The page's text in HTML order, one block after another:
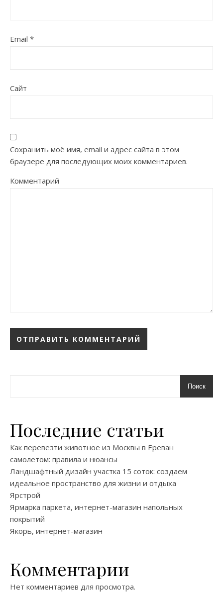
Email *
Сайт
Сохранить моё имя, email и адрес сайта в этом
браузере для последующих моих комментариев.
Комментарий
Поиск
Последние статьи
Как перевезти животное из Москвы в Ереван
самолетом: правила и нюансы
Ландшафтный дизайн участка 15 соток: создаем
идеальное пространство для жизни и отдыха
Ярстрой
Ярмарка паркета, интернет-магазин напольных
покрытий
Якорь, интернет-магазин
Комментарии
Нет комментариев для просмотра.